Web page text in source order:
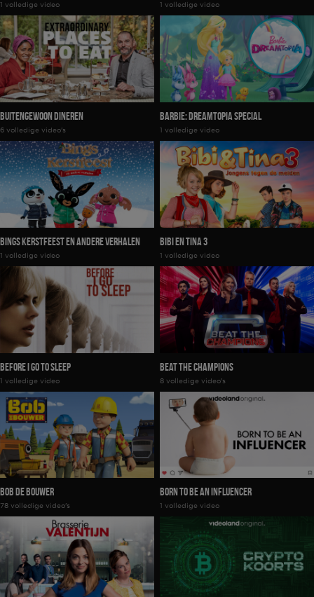
1 volledige video 1 volledige video
Buitengewoon Dineren
6 volledige video's
Barbie: Dreamtopia Special
1 volledige video
Bings Kerstfeest en Andere Verhalen
1 volledige video
Bibi En Tina 3
1 volledige video
Before I Go To Sleep
1 volledige video
Beat The Champions
8 volledige video's
Bob De Bouwer
78 volledige video's
Born to be an Influencer
1 volledige video